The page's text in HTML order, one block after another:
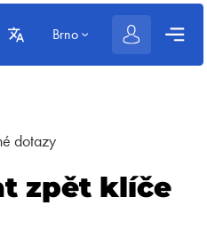
Brno
dotazy
zpět klíče